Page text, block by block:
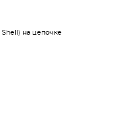
на цепочке